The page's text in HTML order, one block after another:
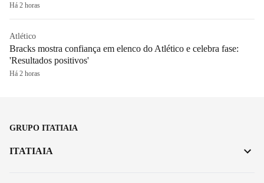
Há 2 horas
Atlético
Bracks mostra confiança em elenco do Atlético e celebra fase:
'Resultados positivos'
Há 2 horas
GRUPO ITATIAIA
ITATIAIA